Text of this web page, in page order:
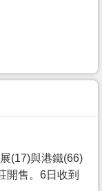
(17)與港鐵(66)
開售。6日收到